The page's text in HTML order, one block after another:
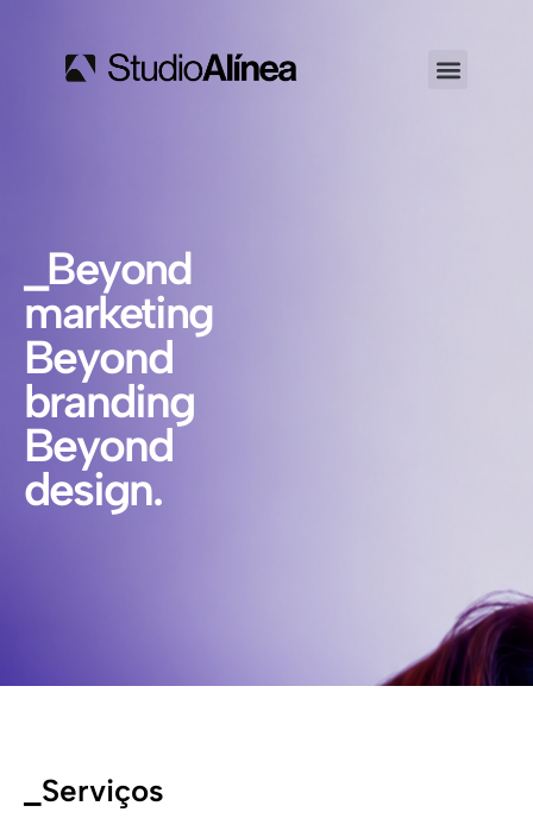
_Beyond
marketing
Beyond
branding
Beyond
design.
_Serviços